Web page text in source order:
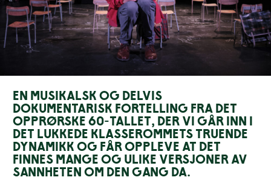
En musikalsk og delvis
dokumentarisk fortelling fra det
opprørske 60-tallet, der vi går inn i
det lukkede klasserommets truende
dynamikk og får oppleve at det
finnes mange og ulike versjoner av
sannheten om den gang da.